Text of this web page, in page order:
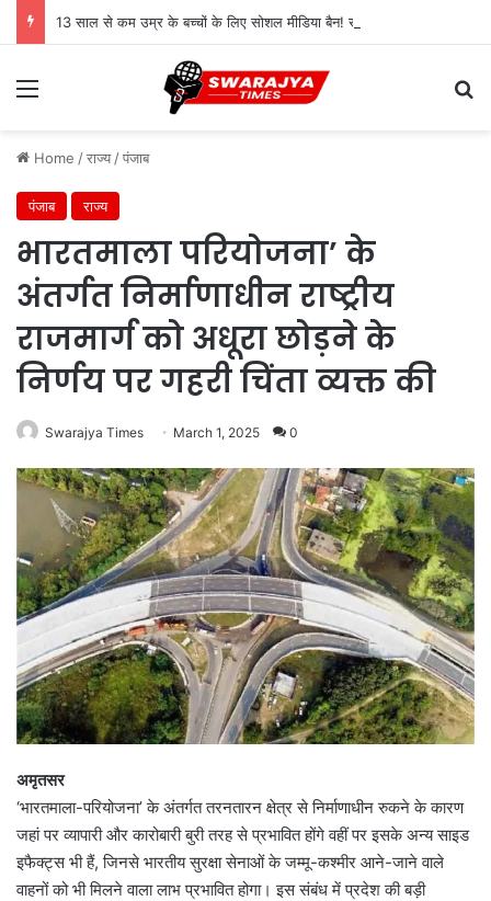
Menu
Home /राज्य /पंजाब
पंजाब राज्य
भारतमाला परियोजना’ के
अंतर्गत निर्माणाधीन राष्ट्रीय
राजमार्ग को अधूरा छोड़ने के
निर्णय पर गहरी चिंता व्यक्त की
Swarajya Times March 1, 2025 0
अमृतसर
‘भारतमाला-परियोजना’ के अंतर्गत तरनतारन क्षेत्र से निर्माणाधीन रुकने के कारण
जहां पर व्यापारी और कारोबारी बुरी तरह से प्रभावित होंगे वहीं पर इसके अन्य साइड
इफैक्ट्स भी हैं, जिनसे भारतीय सुरक्षा सेनाओं के जम्मू-कश्मीर आने-जाने वाले
वाहनों को भी मिलने वाला लाभ प्रभावित होगा। इस संबंध में प्रदेश की बड़ी